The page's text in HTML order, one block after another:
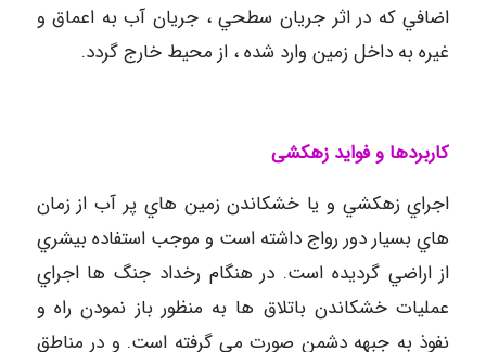
اضافي كه در اثر جريان سطحي ، جريان آب به اعماق و
غيره به داخل زمين وارد شده ، از محيط خارج گردد.
کاربردها و فواید زهکشی
اجراي زهكشي و يا خشكاندن زمين هاي پر آب از زمان
هاي بسيار دور رواج داشته است و موجب استفاده بيشري
از اراضي گرديده است. در هنگام رخداد جنگ ها اجراي
عمليات خشكاندن باتلاق ها به منظور باز نمودن راه و
نفوذ به جبهه دشمن صورت مي گرفته است. و در مناطق